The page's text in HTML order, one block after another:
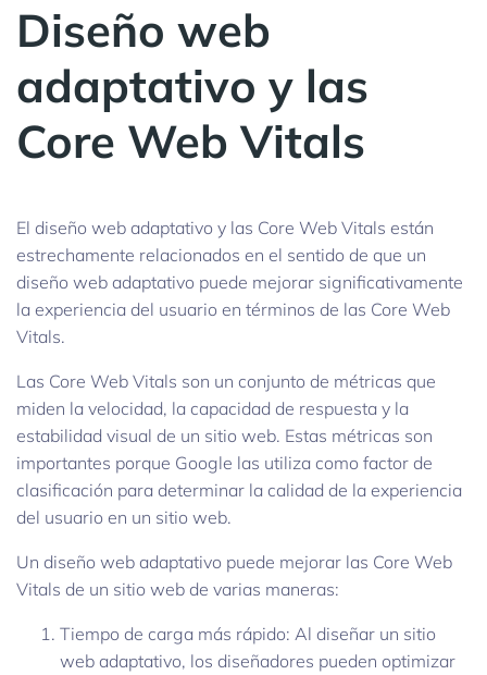
Diseño web
adaptativo y las
Core Web Vitals
El diseño web adaptativo y las Core Web Vitals están
estrechamente relacionados en el sentido de que un
diseño web adaptativo puede mejorar significativamente
la experiencia del usuario en términos de las Core Web
Vitals.
Las Core Web Vitals son un conjunto de métricas que
miden la velocidad, la capacidad de respuesta y la
estabilidad visual de un sitio web. Estas métricas son
importantes porque Google las utiliza como factor de
clasificación para determinar la calidad de la experiencia
del usuario en un sitio web.
Un diseño web adaptativo puede mejorar las Core Web
Vitals de un sitio web de varias maneras:
Tiempo de carga más rápido: Al diseñar un sitio
web adaptativo, los diseñadores pueden optimizar